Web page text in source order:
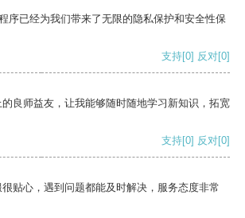
序已经为我们带来了无限的隐私保护和安全性保
支持[0] 反对[0]
良师益友，让我能够随时随地学习新知识，拓宽
支持[0] 反对[0]
贴心，遇到问题都能及时解决，服务态度非常